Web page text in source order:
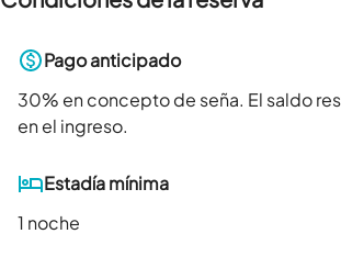
Pago anticipado
30% en concepto de seña. El saldo
en el ingreso.
Estadía mínima
1 noche